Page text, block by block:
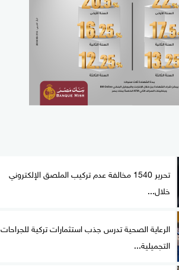
تحرير 1540 مخالفة عدم تركيب الملصق الإلكتروني
خلال...
الرعاية الصحية تدرس جذب استثمارات تركية للجراحات
التجميلية...